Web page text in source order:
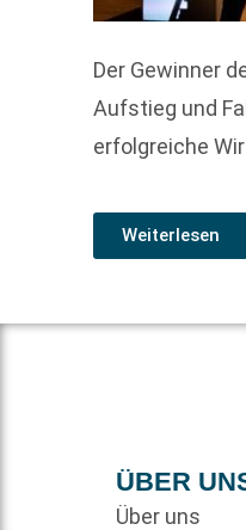
Der Gewinner
Aufstieg und
erfolgreiche
Weiterlesen
ÜBER
Über uns